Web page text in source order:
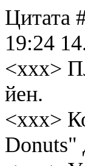
Цитата
19:24
<xxx>
йен.
<xxx>
Donuts"